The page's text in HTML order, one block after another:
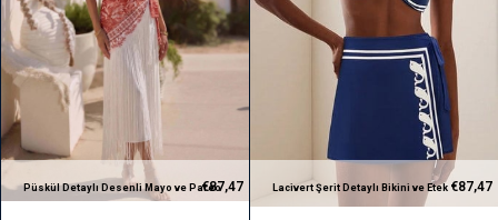
Püskül Detaylı Desenli Mayo ve Pareo€87,47
Lacivert Şerit Detaylı Bikini ve Etek
Pareo Takım (3 parça)
€87,47